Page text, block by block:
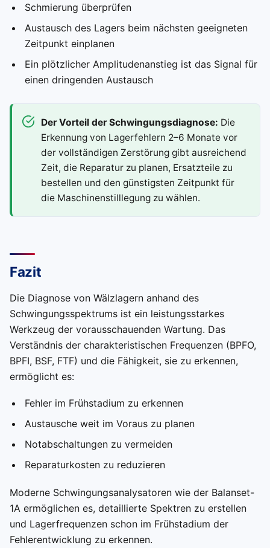
Schmierung überprüfen
Austausch des Lagers beim nächsten geeigneten
Zeitpunkt einplanen
Ein plötzlicher Amplitudenanstieg ist das Signal für
einen dringenden Austausch
Der Vorteil der Schwingungsdiagnose: Die
Erkennung von Lagerfehlern 2–6 Monate vor
der vollständigen Zerstörung gibt ausreichend
Zeit, die Reparatur zu planen, Ersatzteile zu
bestellen und den günstigsten Zeitpunkt für
die Maschinenstilllegung zu wählen.
Fazit
Die Diagnose von Wälzlagern anhand des
Schwingungsspektrums ist ein leistungsstarkes
Werkzeug der vorausschauenden Wartung. Das
Verständnis der charakteristischen Frequenzen (BPFO,
BPFI, BSF, FTF) und die Fähigkeit, sie zu erkennen,
ermöglicht es:
Fehler im Frühstadium zu erkennen
Austausche weit im Voraus zu planen
Notabschaltungen zu vermeiden
Reparaturkosten zu reduzieren
Moderne Schwingungsanalysatoren wie der Balanset-
1A ermöglichen es, detaillierte Spektren zu erstellen
und Lagerfrequenzen schon im Frühstadium der
Fehlerentwicklung zu erkennen.